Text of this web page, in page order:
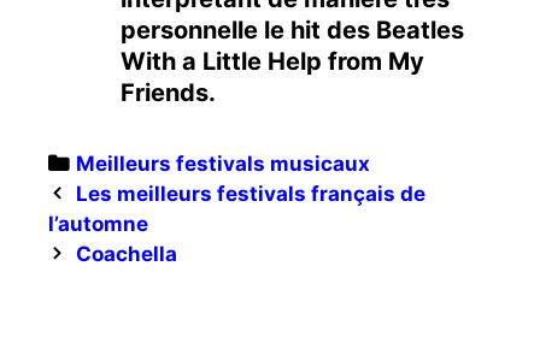
personnelle le hit des Beatles
With a Little Help from My
Friends.
Categories
Meilleurs festivals musicaux
Post
navigation
Les meilleurs festivals français de
l’automne
Coachella